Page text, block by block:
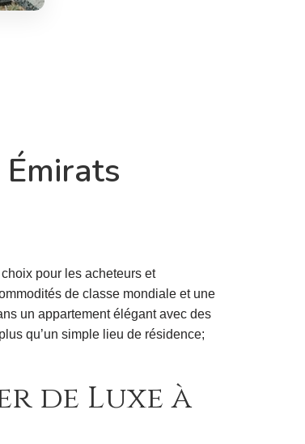
pour les acheteurs et
de classe mondiale et une
un appartement élégant avec des
qu’un simple lieu de résidence;
de Luxe à